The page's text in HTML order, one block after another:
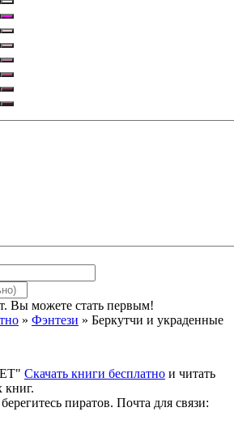
Вы можете стать первым!
» Фэнтези » Беркутчи и украденные
Скачать книги бесплатно и читать
книг.
пиратов. Почта для связи: